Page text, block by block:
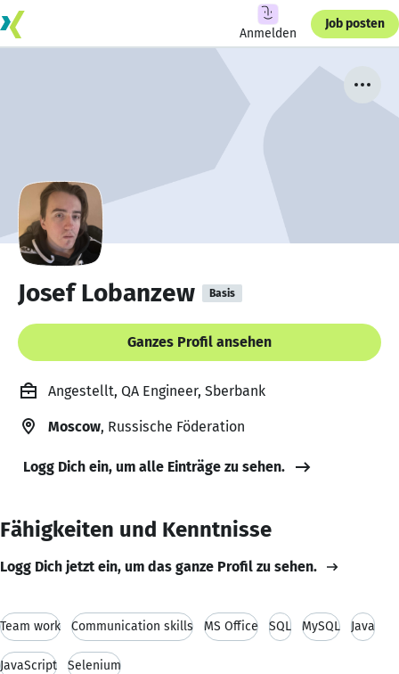
Anmelden
Job posten
Josef Lobanzew Basis
Ganzes Profil ansehen
Angestellt, QA Engineer, Sberbank
Moscow, Russische Föderation
Logg Dich ein, um alle Einträge zu sehen.
Fähigkeiten und Kenntnisse
Logg Dich jetzt ein, um das ganze Profil zu sehen.
Team work Communication skills MS Office SQL MySQL Java
JavaScript Selenium